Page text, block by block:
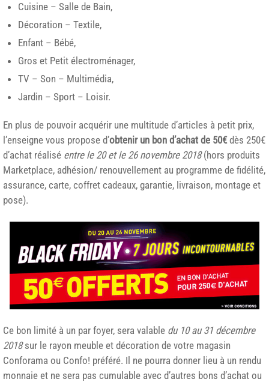
Cuisine – Salle de Bain,
Décoration – Textile,
Enfant – Bébé,
Gros et Petit électroménager,
TV – Son – Multimédia,
Jardin – Sport – Loisir.
En plus de pouvoir acquérir une multitude d’articles à petit prix,
l’enseigne vous propose d’obtenir un bon d’achat de 50€ dès 250€
d’achat réalisé entre le 20 et le 26 novembre 2018(hors produits
Marketplace, adhésion/ renouvellement au programme de fidélité,
assurance, carte, coffret cadeaux, garantie, livraison, montage et
pose).
Ce bon limité à un par foyer, sera valable du 10 au 31 décembre
2018sur le rayon meuble et décoration de votre magasin
Conforama ou Confo! préféré. Il ne pourra donner lieu à un rendu
monnaie et ne sera pas cumulable avec d’autres bons d’achat ou